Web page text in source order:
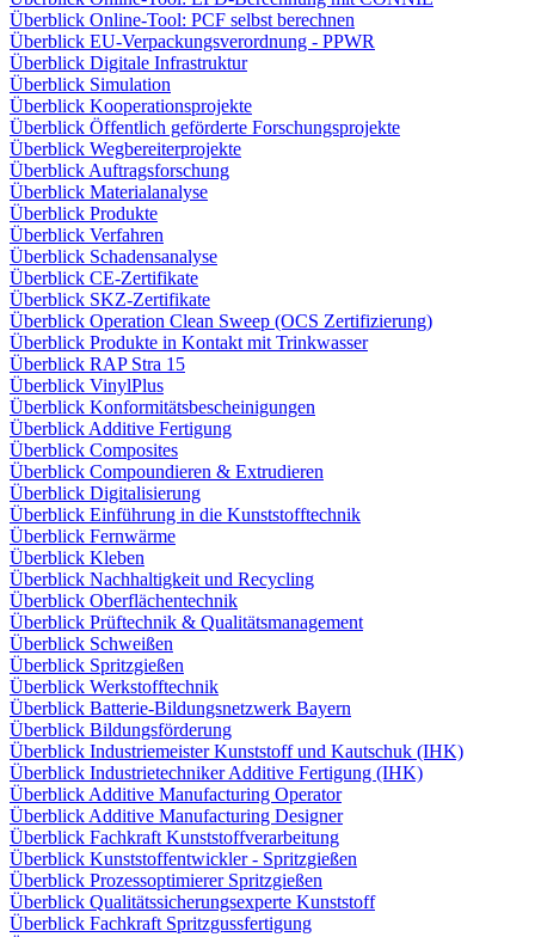
Überblick Online-Tool: PCF selbst berechnen
Überblick EU-Verpackungsverordnung - PPWR
Überblick Digitale Infrastruktur
Überblick Simulation
Überblick Kooperationsprojekte
Überblick Öffentlich geförderte Forschungsprojekte
Überblick Wegbereiterprojekte
Überblick Auftragsforschung
Überblick Materialanalyse
Überblick Produkte
Überblick Verfahren
Überblick Schadensanalyse
Überblick CE-Zertifikate
Überblick SKZ-Zertifikate
Überblick Operation Clean Sweep (OCS Zertifizierung)
Überblick Produkte in Kontakt mit Trinkwasser
Überblick RAP Stra 15
Überblick VinylPlus
Überblick Konformitätsbescheinigungen
Überblick Additive Fertigung
Überblick Composites
Überblick Compoundieren & Extrudieren
Überblick Digitalisierung
Überblick Einführung in die Kunststofftechnik
Überblick Fernwärme
Überblick Kleben
Überblick Nachhaltigkeit und Recycling
Überblick Oberflächentechnik
Überblick Prüftechnik & Qualitätsmanagement
Überblick Schweißen
Überblick Spritzgießen
Überblick Werkstofftechnik
Überblick Batterie-Bildungsnetzwerk Bayern
Überblick Bildungsförderung
Überblick Industriemeister Kunststoff und Kautschuk (IHK)
Überblick Industrietechniker Additive Fertigung (IHK)
Überblick Additive Manufacturing Operator
Überblick Additive Manufacturing Designer
Überblick Fachkraft Kunststoffverarbeitung
Überblick Kunststoffentwickler - Spritzgießen
Überblick Prozessoptimierer Spritzgießen
Überblick Qualitätssicherungsexperte Kunststoff
Überblick Fachkraft Spritzgussfertigung